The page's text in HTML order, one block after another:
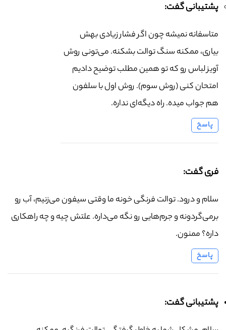
پشتیبانی گفت:
متاسفانه نمیشه چون اگر فشار زیادی بهش
بیاری، ممکنه سنگ توالت بشکنه. می‌تونی روش
آویز لباس رو که تو همین مطلب توضیح دادیم
امتحان کنی (روش سوم). روش اول با سلفون
هم جواب میده. راه دیگه‌ای نداره.
پاسخ
فری گفت:
سلام و درود. توالت فرنگی خونه ما وقتی سیفون می‌زنیم، آب رو
برمی‌گردونه و جرم‌هایی رو نگه می‌داره. علتش چیه و چه راهکاری
داره؟ ممنون.
پاسخ
پشتیبانی گفت: